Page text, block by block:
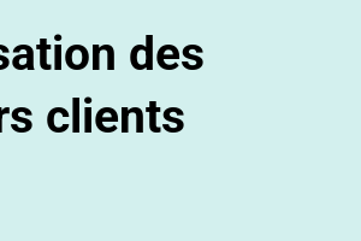
des
clients